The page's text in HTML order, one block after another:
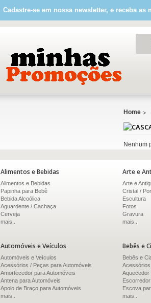
Cadastre-se em nossa newsletter, e receba as
Home
Nenhum
Alimentos e Bebidas
Alimentos e Bebidas
Papinha para Bebê
Bebida Alcoólica
Aguardente / Cachaça
Cerveja
mais..
Arte e
Arte e
Cristal /
Escultura
Fotos
Gravura
mais..
Automóveis e Veículos
Automóveis e Veículos
Acessórios / Peças para Automóveis
Amortecedor para Automóveis
Antena para Automóveis
Apoio de Braço para Automóveis
mais..
Bebês e
Bebês e
Aquecedor
Escova
mais..